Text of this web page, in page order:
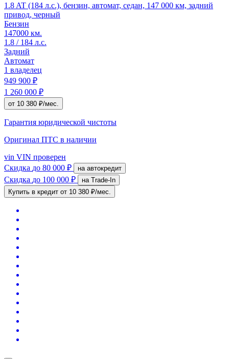
1.8 AT (184 л.с.), бензин, автомат, седан, 147 000 км, задний
привод, черный
Бензин
147000 км.
1.8 / 184 л.с.
Задний
Автомат
1 владелец
949 900 ₽
1 260 000 ₽
от 10 380 ₽/мес.
Гарантия юридической чистоты
Оригинал ПТС в наличии
vin VIN проверен
Скидка до 80 000 ₽ на автокредит
Скидка до 100 000 ₽
на Trade-In
Купить в кредит от 10 380 ₽/мес.